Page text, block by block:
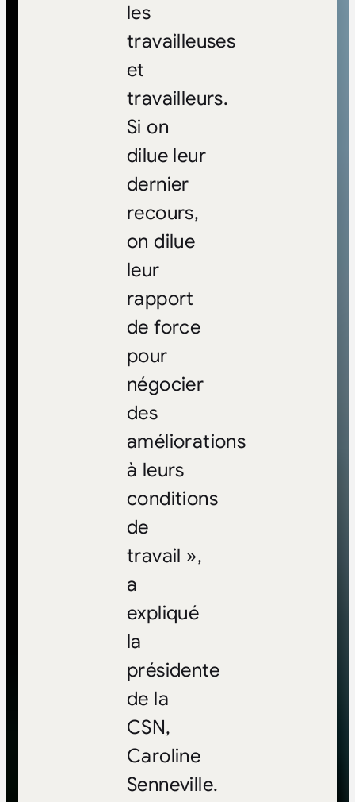
les
travailleuses
et
travailleurs.
Si on
dilue leur
dernier
recours,
on dilue
leur
rapport
de force
pour
négocier
des
améliorations
à leurs
conditions
de
travail »,
a
expliqué
la
présidente
de la
CSN,
Caroline
Senneville.